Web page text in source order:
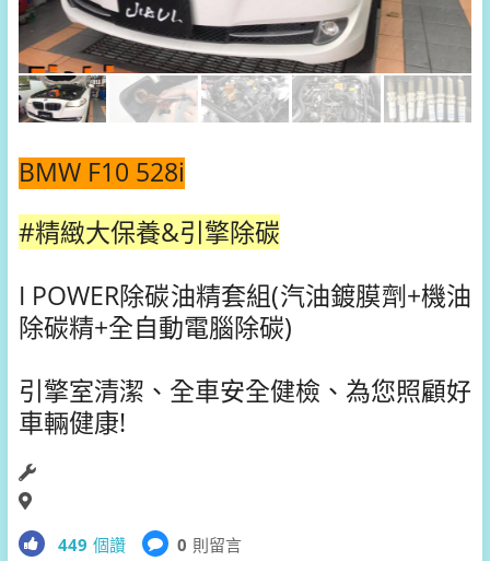
BMW F10 528i
#精緻大保養&引擎除碳
I POWER除碳油精套組(汽油鍍膜劑+機油
除碳精+全自動電腦除碳)
引擎室清潔、全車安全健檢、為您照顧好
車輛健康!
449 個讚 0 則留言